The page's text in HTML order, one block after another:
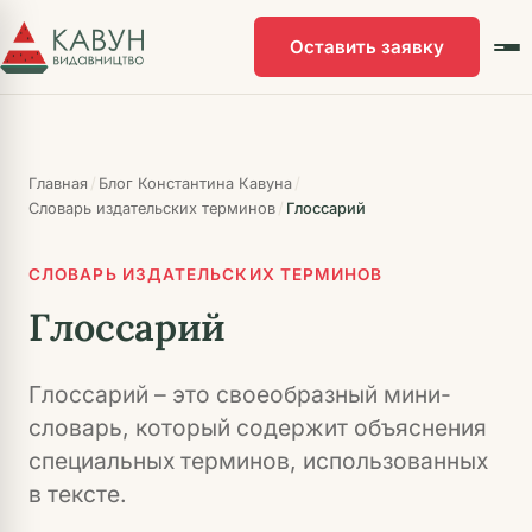
основному
контенту
Оставить заявку
Главная / Блог Константина Кавуна /
Словарь издательских терминов / Глоссарий
СЛОВАРЬ ИЗДАТЕЛЬСКИХ ТЕРМИНОВ
Глоссарий
Глоссарий – это своеобразный мини-
словарь, который содержит объяснения
специальных терминов, использованных
в тексте.